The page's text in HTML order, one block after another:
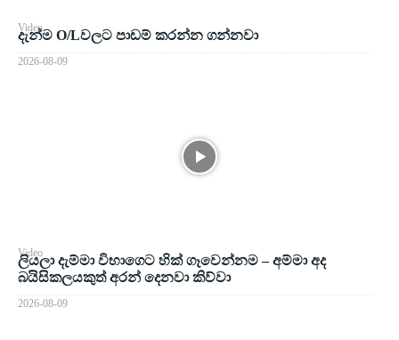
Video
දැන්ම O/Lවලට පාඩම් කරන්න ගන්නවා
2026-08-09
Video
ලියලා දැම්මා විභාගෙට හික් ගෑවෙන්නම – අම්මා අද
බයිසිකලයකුත් අරන් දෙනවා කිව්වා
2026-08-09